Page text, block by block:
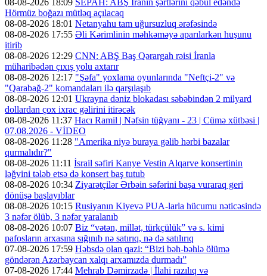
08-08-2026 18:09 SEPAH: ABŞ İranın şərtlərini qəbul edəndə
Hörmüz boğazı mütləq açılacaq
08-08-2026 18:01 Netanyahu tam uğursuzluq ərəfəsində
08-08-2026 17:55 Əli Kərimlinin məhkəməyə aparılarkən huşunu
itirib
08-08-2026 12:29 CNN: ABŞ Baş Qərargah rəisi İranla
müharibədən çıxış yolu axtarır
08-08-2026 12:17 "Şəfa" yoxlama oyunlarında "Neftçi-2" və
"Qarabağ-2" komandaları ilə qarşılaşıb
08-08-2026 12:01 Ukrayna dəniz blokadası səbəbindən 2 milyard
dollardan çox ixrac gəlirini itirəcək
08-08-2026 11:37 Hacı Ramil | Nəfsin tüğyanı - 23 | Cümə xütbəsi |
07.08.2026 - VİDEO
08-08-2026 11:28 "Amerika niyə buraya gəlib hərbi bazalar
qurmalıdır?"
08-08-2026 11:11 İsrail səfiri Kanye Vestin Alqarve konsertinin
ləğvini tələb etsə də konsert baş tutub
08-08-2026 10:34 Ziyarətçilər Ərbəin səfərini başa vuraraq geri
dönüşə başlayıblar
08-08-2026 10:15 Rusiyanın Kiyevə PUA-larla hücumu nəticəsində
3 nəfər ölüb, 3 nəfər yaralanıb
08-08-2026 10:07 Biz “vətən, millət, türkçülük” və s. kimi
pafosların arxasına sığınıb nə satırıq, nə də satılırıq
07-08-2026 17:59 Həbsdə olan qazi: “Bizi bəh-bəhlə ölümə
göndərən Azərbaycan xalqı arxamızda durmadı”
07-08-2026 17:44 Mehrab Dəmirzadə | İlahi razılıq və